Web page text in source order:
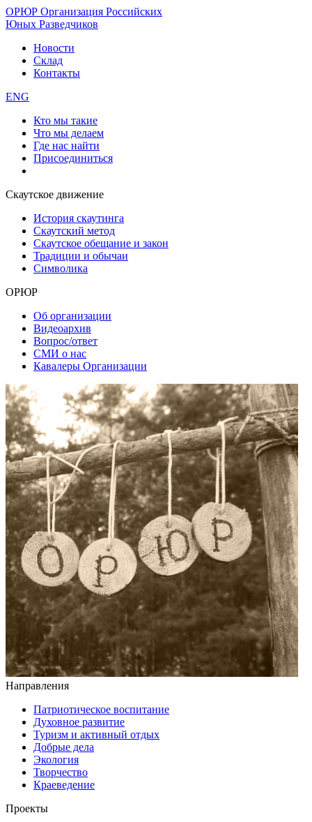
ОРЮР Организация Российских
Юных Разведчиков
Новости
Склад
Контакты
ENG
Кто мы такие
Что мы делаем
Где нас найти
Присоединиться
Скаутское движение
История скаутинга
Скаутский метод
Скаутское обещание и закон
Традиции и обычаи
Символика
ОРЮР
Об организации
Видеоархив
Вопрос/ответ
СМИ о нас
Кавалеры Организации
Направления
Патриотическое воспитание
Духовное развитие
Туризм и активный отдых
Добрые дела
Экология
Творчество
Краеведение
Проекты